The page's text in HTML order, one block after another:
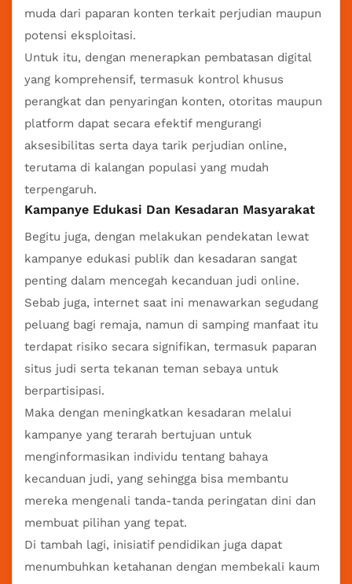
muda dari paparan konten terkait perjudian maupun
potensi eksploitasi.
Untuk itu, dengan menerapkan pembatasan digital
yang komprehensif, termasuk kontrol khusus
perangkat dan penyaringan konten, otoritas maupun
platform dapat secara efektif mengurangi
aksesibilitas serta daya tarik perjudian online,
terutama di kalangan populasi yang mudah
terpengaruh.
Kampanye Edukasi Dan Kesadaran Masyarakat
Begitu juga, dengan melakukan pendekatan lewat
kampanye edukasi publik dan kesadaran sangat
penting dalam mencegah kecanduan judi online.
Sebab juga, internet saat ini menawarkan segudang
peluang bagi remaja, namun di samping manfaat itu
terdapat risiko secara signifikan, termasuk paparan
situs judi serta tekanan teman sebaya untuk
berpartisipasi.
Maka dengan meningkatkan kesadaran melalui
kampanye yang terarah bertujuan untuk
menginformasikan individu tentang bahaya
kecanduan judi, yang sehingga bisa membantu
mereka mengenali tanda-tanda peringatan dini dan
membuat pilihan yang tepat.
Di tambah lagi, inisiatif pendidikan juga dapat
menumbuhkan ketahanan dengan membekali kaum